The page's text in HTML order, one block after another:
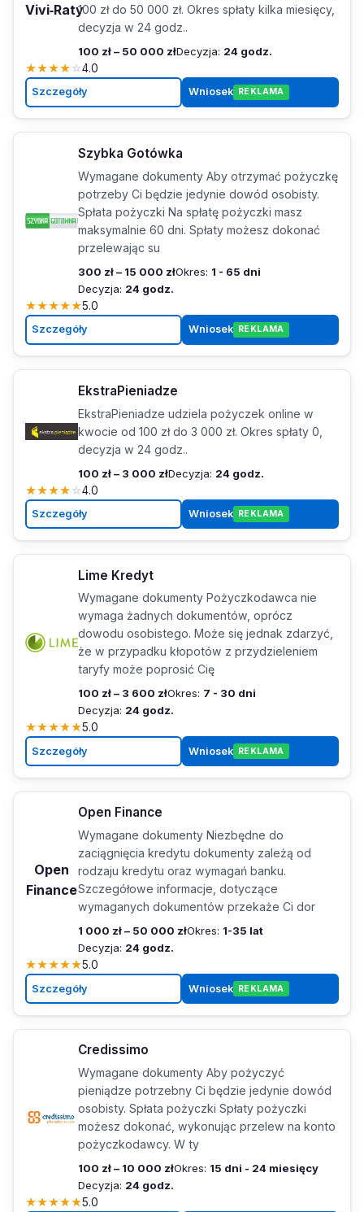
Vivi‑Raty100 zł do 50 000 zł. Okres spłaty kilka miesięcy,
decyzja w 24 godz..
100 zł – 50 000 złDecyzja: 24 godz.
★★★★☆4.0
Szczegóły Wniosek REKLAMA
Szybka Gotówka
Wymagane dokumenty Aby otrzymać pożyczkę
potrzeby Ci będzie jedynie dowód osobisty.
Spłata pożyczki Na spłatę pożyczki masz
maksymalnie 60 dni. Spłaty możesz dokonać
przelewając su
300 zł – 15 000 złOkres: 1 - 65 dni
Decyzja: 24 godz.
★★★★★5.0
Szczegóły Wniosek REKLAMA
EkstraPieniadze
EkstraPieniadze udziela pożyczek online w
kwocie od 100 zł do 3 000 zł. Okres spłaty 0,
decyzja w 24 godz..
100 zł – 3 000 złDecyzja: 24 godz.
★★★★☆4.0
Szczegóły Wniosek REKLAMA
Lime Kredyt
Wymagane dokumenty Pożyczkodawca nie
wymaga żadnych dokumentów, oprócz
dowodu osobistego. Może się jednak zdarzyć,
że w przypadku kłopotów z przydzieleniem
taryfy może poprosić Cię
100 zł – 3 600 złOkres: 7 - 30 dni
Decyzja: 24 godz.
★★★★★5.0
Szczegóły Wniosek REKLAMA
Open
Finance
Open Finance
Wymagane dokumenty Niezbędne do
zaciągnięcia kredytu dokumenty zależą od
rodzaju kredytu oraz wymagań banku.
Szczegółowe informacje, dotyczące
wymaganych dokumentów przekaże Ci dor
1 000 zł – 50 000 złOkres: 1-35 lat
Decyzja: 24 godz.
★★★★★5.0
Szczegóły Wniosek REKLAMA
Credissimo
Wymagane dokumenty Aby pożyczyć
pieniądze potrzebny Ci będzie jedynie dowód
osobisty. Spłata pożyczki Spłaty pożyczki
możesz dokonać, wykonując przelew na konto
pożyczkodawcy. W ty
100 zł – 10 000 złOkres: 15 dni - 24 miesięcy
Decyzja: 24 godz.
★★★★★5.0